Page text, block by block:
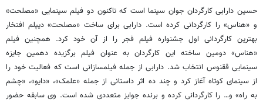
حسین دارابیکارگردان جوان سینما است که تاکنون دو فیلم سینمایی «مصلحت»
و «هناس» را کارگردانی کرده است. دارابی برای ساخت «مصلحت» دیپلم افتخار
بهترین کارگردانی اول جشنواره فیلم فجر را از آن خود کرد. همچنین فیلم
«هناس» دومین ساخته این کارگردان به عنوان فیلم برگزیده دهمین جایزه
سینمایی ققنوس انتخاب شد. دارابی از جملهفیلمسازانی است که فعالیت خود را
از سینمای کوتاه آغاز کرد و چند ده اثر داستانی از جمله «علمک»، «دایو»، «چشم
به راه» و… را کارگردانی کرده و برنده جوایز متعددی شده است. وی سابقه حضور